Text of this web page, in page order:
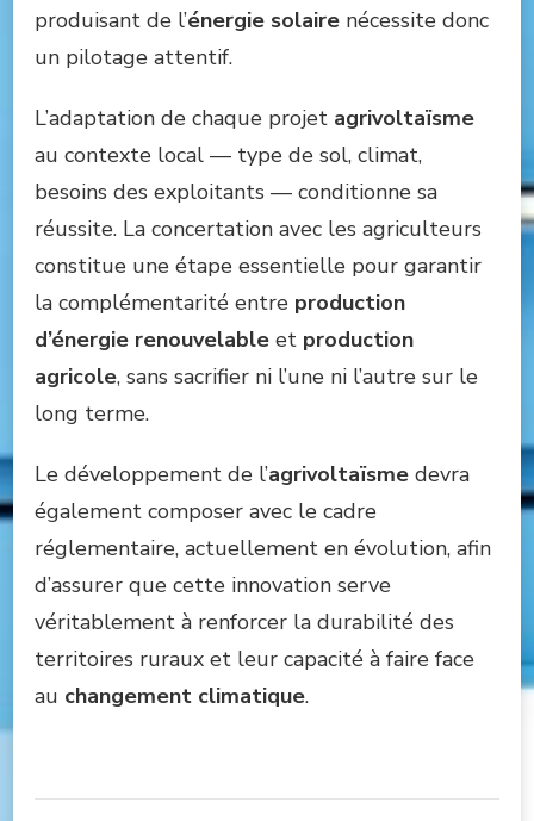
produisant de l’énergie solaire nécessite donc
un pilotage attentif.
L’adaptation de chaque projet agrivoltaïsme
au contexte local — type de sol, climat,
besoins des exploitants — conditionne sa
réussite. La concertation avec les agriculteurs
constitue une étape essentielle pour garantir
la complémentarité entre production
d’énergie renouvelable et production
agricole, sans sacrifier ni l’une ni l’autre sur le
long terme.
Le développement de l’agrivoltaïsme devra
également composer avec le cadre
réglementaire, actuellement en évolution, afin
d’assurer que cette innovation serve
véritablement à renforcer la durabilité des
territoires ruraux et leur capacité à faire face
au changement climatique.